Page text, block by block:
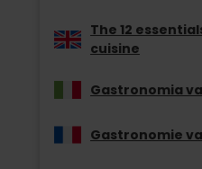
The 12
cuisine
Gastronomia
Gastronomie